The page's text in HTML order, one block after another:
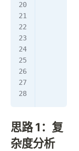
思路 1：复
杂度分析